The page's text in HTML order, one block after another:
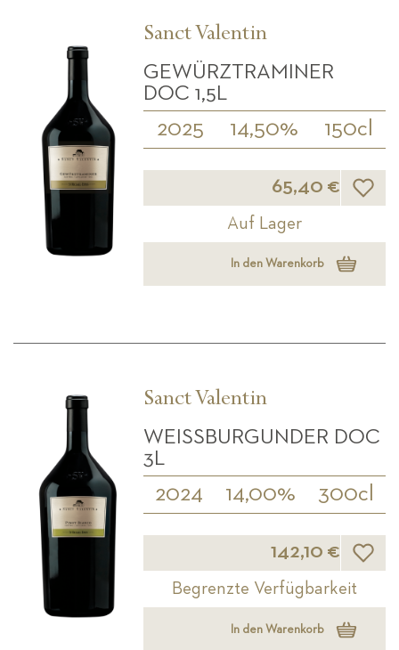
Sanct Valentin
GEWÜRZTRAMINER
DOC 1,5L
2025 14,50% 150cl
65,40 €
Auf Lager
In den Warenkorb
Sanct Valentin
WEISSBURGUNDER DOC 3
L
2024 14,00% 300cl
142,10 €
Begrenzte Verfügbarkeit
In den Warenkorb